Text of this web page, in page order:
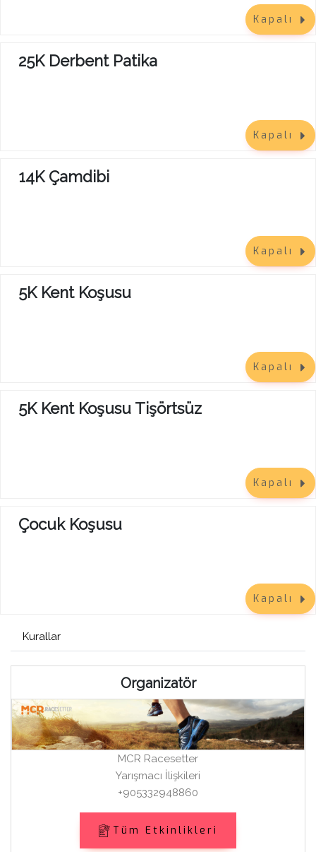
Kapalı
25K Derbent Patika
Kapalı
14K Çamdibi
Kapalı
5K Kent Koşusu
Kapalı
5K Kent Koşusu Tişörtsüz
Kapalı
Çocuk Koşusu
Kapalı
Kurallar
Organizatör
MCR Racesetter
Yarışmacı İlişkileri
+905332948860
Tüm Etkinlikleri